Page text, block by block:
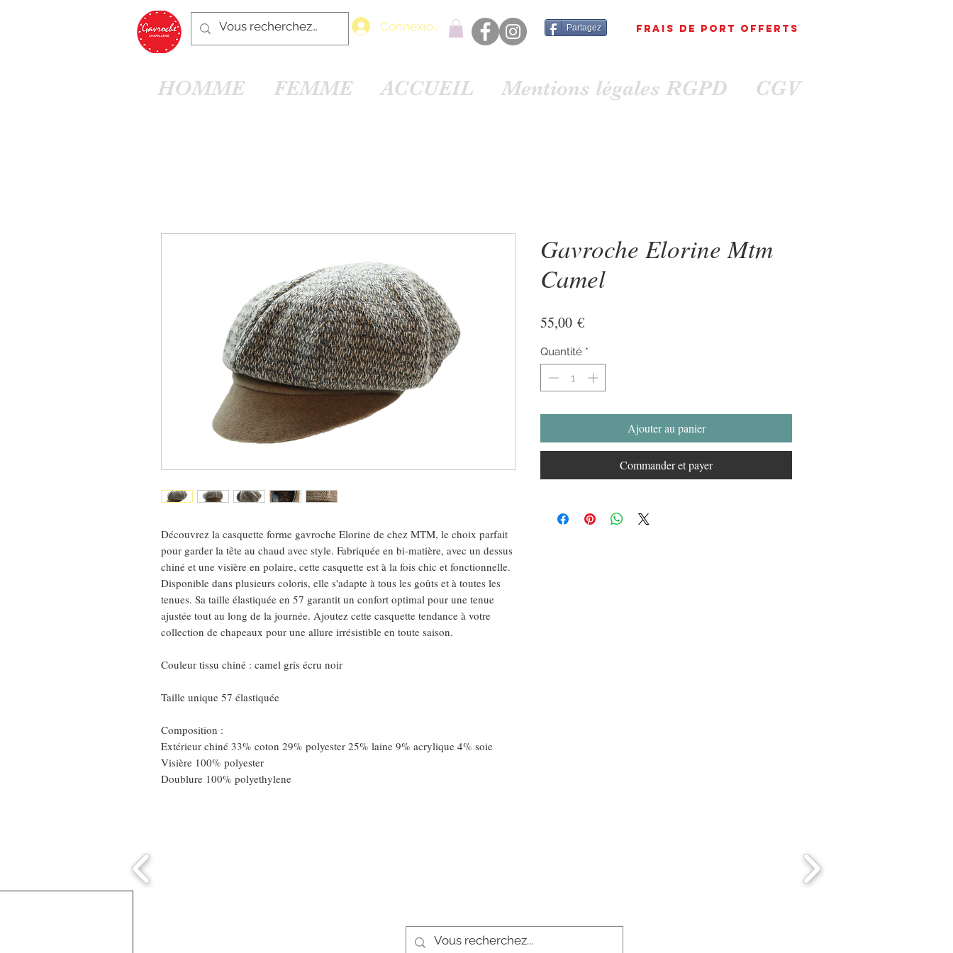
Connexion Partagez FRAIS DE PORT OFFErts
HOMME FEMME ACCUEIL Mentions légales RGPD CGV
Découvrez la casquette forme gavroche Elorine de chez MTM, le choix parfait
pour garder la tête au chaud avec style. Fabriquée en bi-matière, avec un dessus
chiné et une visière en polaire, cette casquette est à la fois chic et fonctionnelle.
Disponible dans plusieurs coloris, elle s'adapte à tous les goûts et à toutes les
tenues. Sa taille élastiquée en 57 garantit un confort optimal pour une tenue
ajustée tout au long de la journée. Ajoutez cette casquette tendance à votre
collection de chapeaux pour une allure irrésistible en toute saison.
Couleur tissu chiné : camel gris écru noir
Taille unique 57 élastiquée
Composition :
Extérieur chiné 33% coton 29% polyester 25% laine 9% acrylique 4% soie
Visière 100% polyester
Doublure 100% polyethylene
Gavroche Elorine Mtm
Camel
55,00 €Prix
Quantité *
Ajouter au panier
Commander et payer